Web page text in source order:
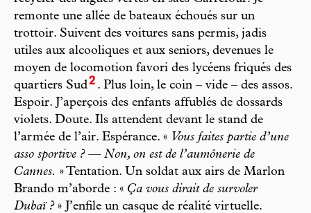
remonte une allée de bateaux échoués sur un
trottoir. Suivent des voitures sans permis, jadis
utiles aux alcooliques et aux seniors, devenues le
moyen de locomotion favori des lycéens friqués des
quartiers Sud2 . Plus loin, le coin – vide – des assos.
Espoir. J’aperçois des enfants affublés de dossards
violets. Doute. Ils attendent devant le stand de
l’armée de l’air. Espérance. « Vous faites partie d’une
asso sportive ? — Non, on est de l’aumônerie de
Cannes. » Tentation. Un soldat aux airs de Marlon
Brando m’aborde : « Ça vous dirait de survoler
Dubaï ?» J’enfile un casque de réalité virtuelle.